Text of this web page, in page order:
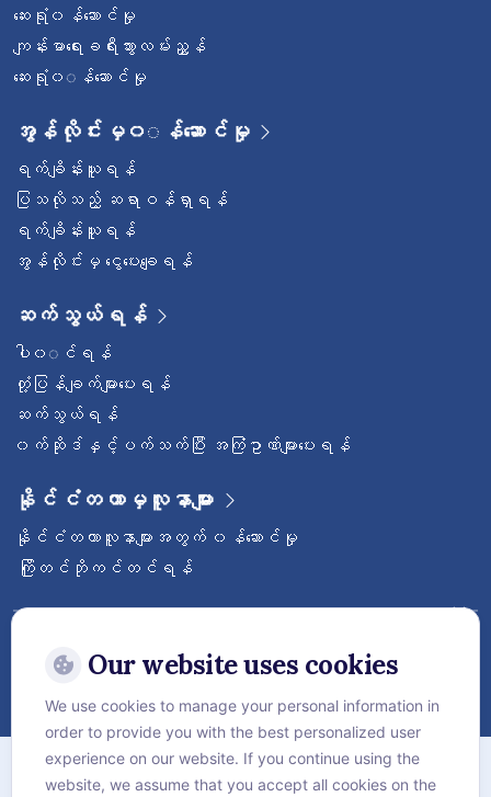
ဆေးရုံ၀န်ဆောင်မှု
ကျန်းမာရေးခရီးသွားလမ်းညွှန်
ဆေးရုံ၀◌န်ဆောင်မှု
အွန်လိုင်းမှ၀◌န်ဆောင်မှု
ရက်ချိန်းယူရန်
ပြသလိုသည့် ဆရာဝန်ရှာရန်
ရက်ချိန်းယူရန်
အွန်လိုင်းမှ ငွေပေးချေရန်
ဆက်သွယ်ရန်
ပါ၀◌င်ရန်
တုံ့ပြန်ချက်များပေးရန်
ဆက်သွယ်ရန်
၀က်ဆိုဒ်နှင့်ပက်သက်ပြီး အကြံဥာဏ်များပေးရန်
နိုင်ငံတကာမှလူနာများ
နိုင်ငံတကာလူနာများအတွက် ၀န်ဆောင်မှု
ကြိုတင်ဘိုကင်တင်ရန်
ဝေ့ဌာနီနိုင်ငံတကာဆေးရုံကြီးကို follow လုပ်
ထားပါ
အကြောင်း
Our website uses cookies
We use cookies to manage your personal information in
order to provide you with the best personalized user
experience on our website. If you continue using the
website, we assume that you accept all cookies on the